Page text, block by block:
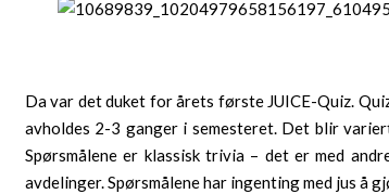
Da var det duket for årets første JUICE-Quiz.
avholdes 2-3 ganger i semesteret. Det blir
Spørsmålene er klassisk trivia – det er med
avdelinger. Spørsmålene har ingenting med jus å